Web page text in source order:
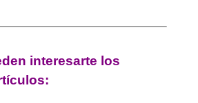
interesarte los